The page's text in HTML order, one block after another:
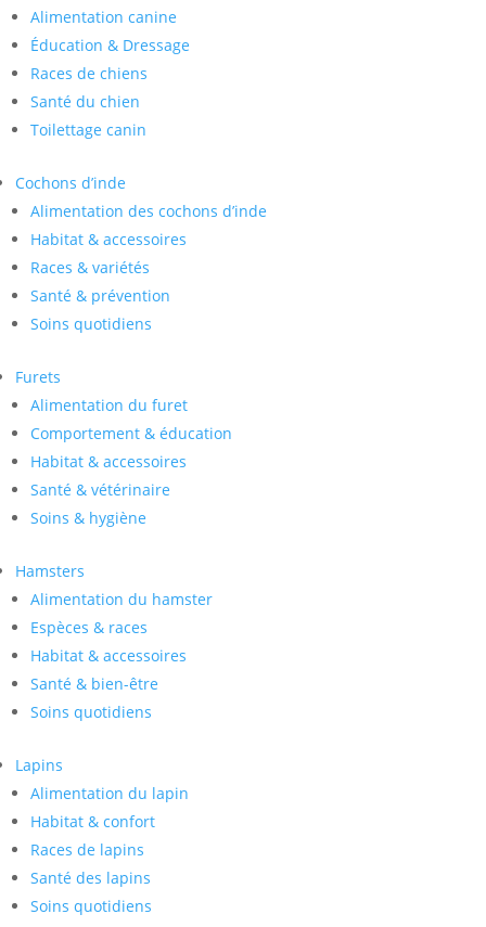
Alimentation canine
Éducation & Dressage
Races de chiens
Santé du chien
Toilettage canin
Cochons d’inde
Alimentation des cochons d’inde
Habitat & accessoires
Races & variétés
Santé & prévention
Soins quotidiens
Furets
Alimentation du furet
Comportement & éducation
Habitat & accessoires
Santé & vétérinaire
Soins & hygiène
Hamsters
Alimentation du hamster
Espèces & races
Habitat & accessoires
Santé & bien-être
Soins quotidiens
Lapins
Alimentation du lapin
Habitat & confort
Races de lapins
Santé des lapins
Soins quotidiens